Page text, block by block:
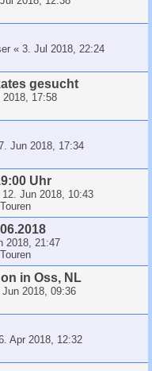
« 3. Jul 2018, 22:24
gesucht
2018, 17:58
Jun 2018, 17:34
Uhr
12. Jun 2018, 10:43
2018, 21:47
in Oss, NL
Jun 2018, 09:36
Apr 2018, 12:32